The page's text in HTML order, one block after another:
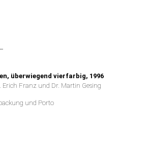
überwiegend vierfarbig, 1996
Erich Franz und Dr. Martin Gesing
und Porto